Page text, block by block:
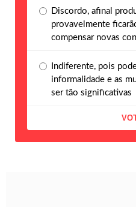
Discordo, afinal
provavelmente
compensar novas
Indiferente, pois
informalidade e as
ser tão significativas